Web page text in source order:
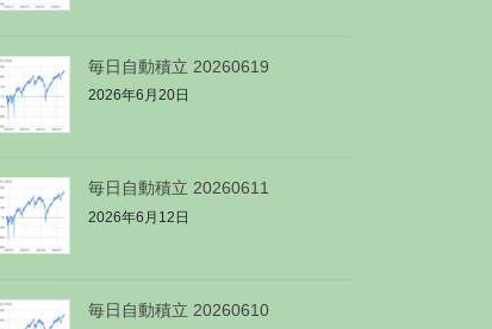
毎日自動積立 20260619
2026年6月20日
毎日自動積立 20260611
2026年6月12日
毎日自動積立 20260610